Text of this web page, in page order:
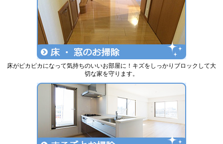
床がピカピカになって気持ちのいいお部屋に！キズをしっかりブロックして大
切な家を守ります。